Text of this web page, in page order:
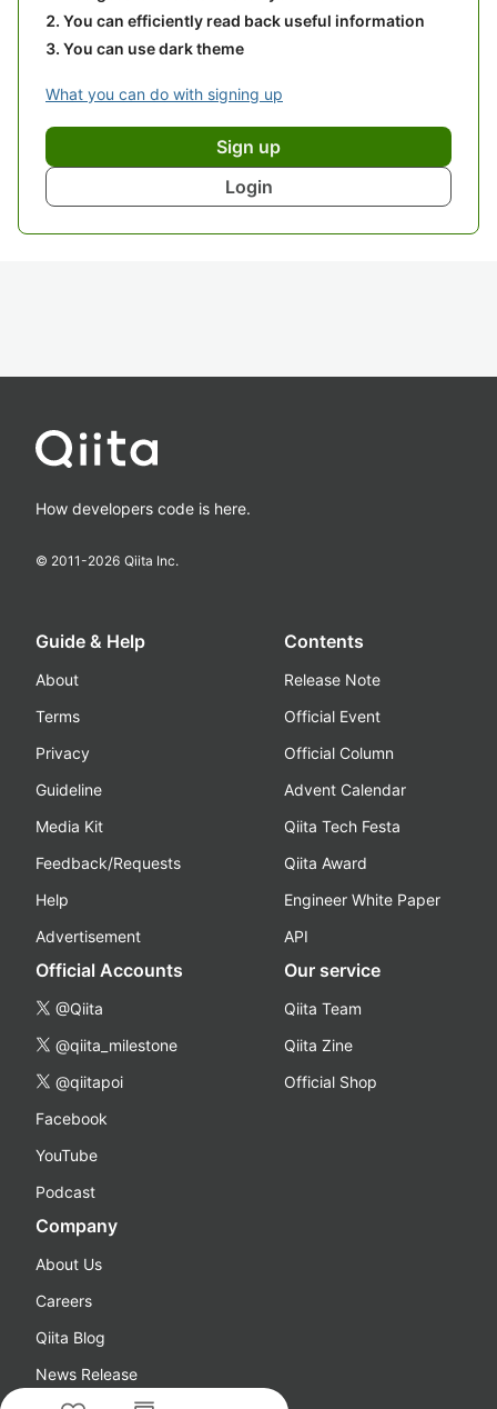
You can efficiently read back useful information
You can use dark theme
What you can do with signing up
Sign up
Login
How developers code is here.
© 2011-2026 Qiita Inc.
Guide & Help
About
Terms
Privacy
Guideline
Media Kit
Feedback/Requests
Help
Advertisement
Contents
Release Note
Official Event
Official Column
Advent Calendar
Qiita Tech Festa
Qiita Award
Engineer White Paper
API
Official Accounts
@Qiita
@qiita_milestone
@qiitapoi
Facebook
YouTube
Podcast
Our service
Qiita Team
Qiita Zine
Official Shop
Company
About Us
Careers
Qiita Blog
News Release